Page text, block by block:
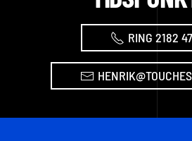
RING 2182